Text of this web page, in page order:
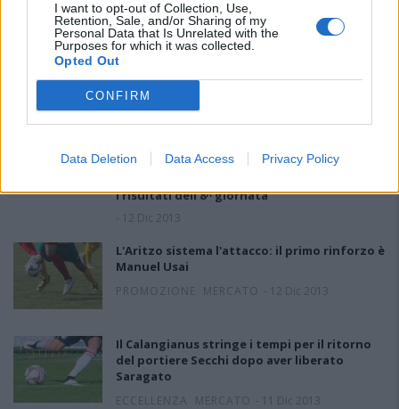
I want to opt-out of Collection, Use,
Retention, Sale, and/or Sharing of my
Personal Data that Is Unrelated with the
Purposes for which it was collected.
Opted Out
CONFIRM
Data Deletion Data Access Privacy Policy
Il Sanluri prende dal Sant'Antioco il difensore
Marongiu e riporta a casa l'esterno Epis,
lascia l'argentino Lopez
MERCATO
Il Sanluri aggiusta la rosa con alcuni movimenti interessanti. La
I risultati dell'8^ giornata
12 Dic 2013
L'Aritzo sistema l'attacco: il primo rinforzo è
Manuel Usai
PROMOZIONE MERCATO 12 Dic 2013
Il Calangianus stringe i tempi per il ritorno
del portiere Secchi dopo aver liberato
Saragato
ECCELLENZA MERCATO 11 Dic 2013